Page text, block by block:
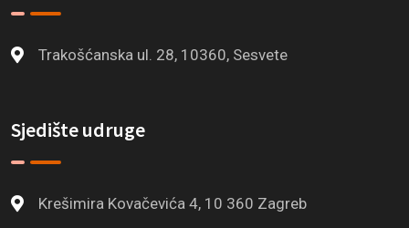
Trakošćanska ul. 28, 10360, Sesvete
Sjedište udruge
Krešimira Kovačevića 4, 10 360 Zagreb